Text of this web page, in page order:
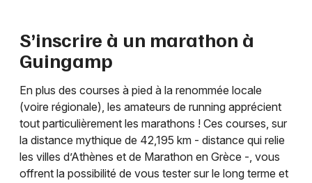
S’inscrire à un marathon à
Guingamp
En plus des courses à pied à la renommée locale
(voire régionale), les amateurs de running apprécient
tout particulièrement les marathons ! Ces courses, sur
la distance mythique de 42,195 km - distance qui relie
les villes d’Athènes et de Marathon en Grèce -, vous
offrent la possibilité de vous tester sur le long terme et